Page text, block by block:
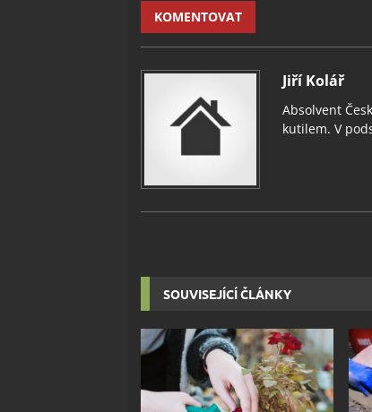
KOMENTOVAT
Jiří Kolář
Absolvent
kutilem. V
SOUVISEJÍCÍ ČLÁNKY